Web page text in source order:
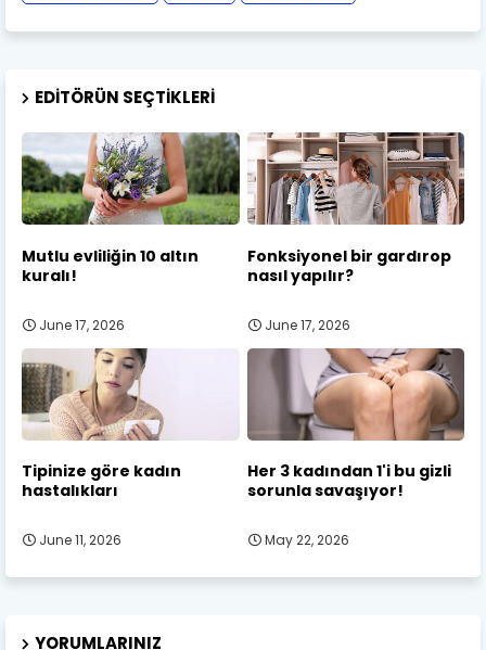
EDITÖRÜN SEÇTIKLERI
Mutlu evliliğin 10 altın
kuralı!
June 17, 2026
Fonksiyonel bir gardırop
nasıl yapılır?
June 17, 2026
Tipinize göre kadın
hastalıkları
June 11, 2026
Her 3 kadından 1'i bu gizli
sorunla savaşıyor!
May 22, 2026
YORUMLARINIZ